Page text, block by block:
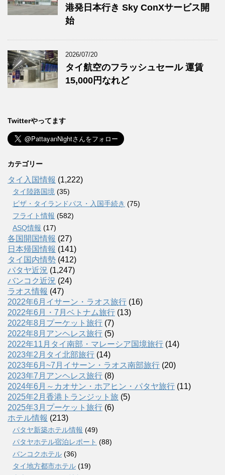
港発日本行き Sky ConXサービス開
始
2026/07/20
タイ航空のフラッシュセール 運賃
15,000円なれど
Twitterやってます
カテゴリー
タイ入国情報 (1,222)
タイ陸路国境 (35)
ビザ・タイランドパス・入国手続き (75)
フライト情報 (582)
ASQ情報 (17)
各国開国情報 (27)
日本帰国情報 (141)
タイ国内情勢 (412)
パタヤ近況 (1,247)
バンコク近況 (24)
ラオス情報 (47)
2022年6月イサーン・ラオス旅行 (16)
2022年6月・7月ベトナム旅行 (13)
2022年8月プーケット旅行 (7)
2022年8月アンヘレス旅行 (5)
2022年11月タイ南部・マレーシア国境旅行 (14)
2023年2月タイ北部旅行 (14)
2023年6月~7月イサーン・ラオス南部旅行 (20)
2023年7月アンヘレス旅行 (8)
2024年6月～カオサン・ホアヒン・パタヤ旅行 (11)
2025年2月香港トランジット旅 (5)
2025年3月プーケット旅行 (6)
ホテル情報 (213)
パタヤ新築ホテル情報 (49)
パタヤホテル宿泊レポート (88)
バンコクホテル (36)
タイ地方都市ホテル (19)